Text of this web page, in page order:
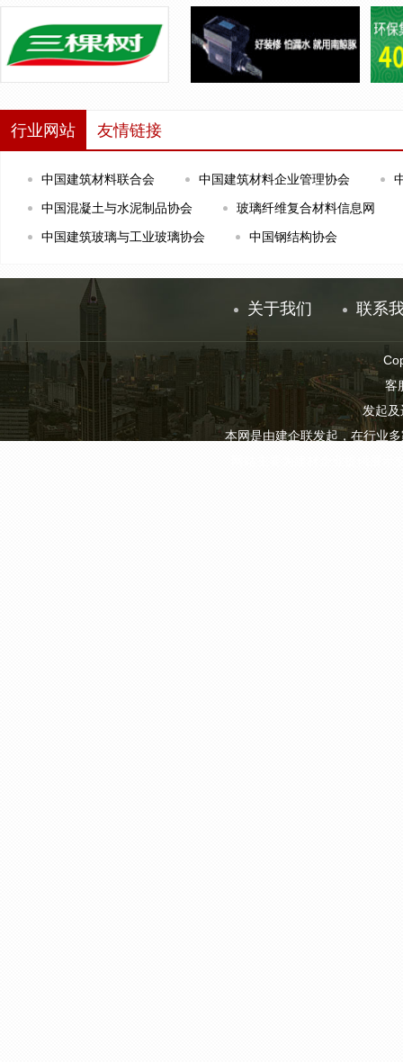
行业网站 友情链接
中国建筑材料联合会 中国建筑材料企业管理协会
中国混凝土与水泥制品协会
玻璃纤维复合材料信息网
中国建筑玻璃与工业玻璃协会
中国钢结构协会
关于我们 联系
客
发起
本网是由建企联发起，在行业